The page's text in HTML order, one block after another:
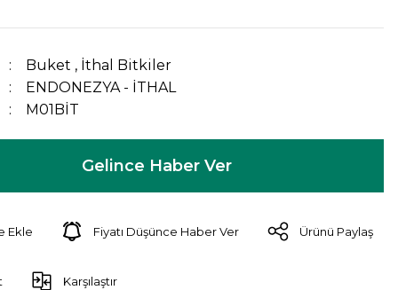
Buket , İthal Bitkiler
ENDONEZYA - İTHAL
M01BİT
Gelince Haber Ver
Fiyatı Düşünce Haber Ver Ürünü Paylaş
Karşılaştır